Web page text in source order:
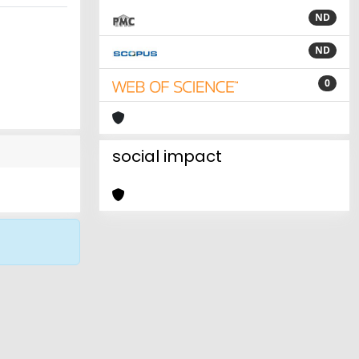
ND
ND
0
social impact